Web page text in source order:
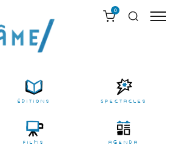
0
Éditions Spectacles
films agenda